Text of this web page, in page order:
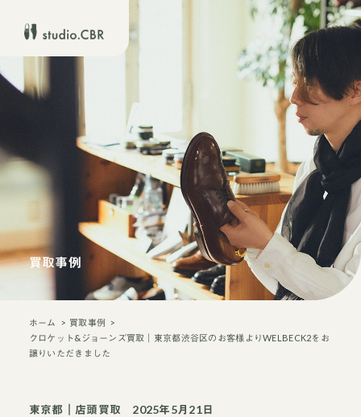
買取事例
ホーム
買取事例
クロケット&ジョーンズ買取｜東京都渋谷区のお客様よりWELBECK2をお
譲りいただきました
東京都 店頭買取 2025年5月21日